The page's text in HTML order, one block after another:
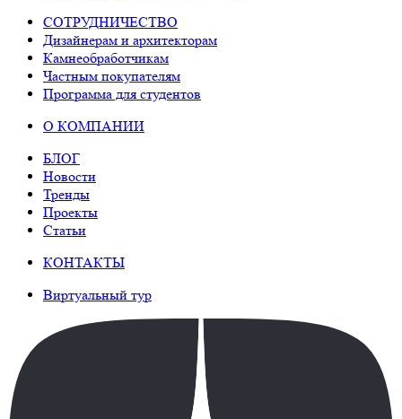
СОТРУДНИЧЕСТВО
Дизайнерам и архитекторам
Камнеобработчикам
Частным покупателям
Программа для студентов
О КОМПАНИИ
БЛОГ
Новости
Тренды
Проекты
Статьи
КОНТАКТЫ
Виртуальный тур